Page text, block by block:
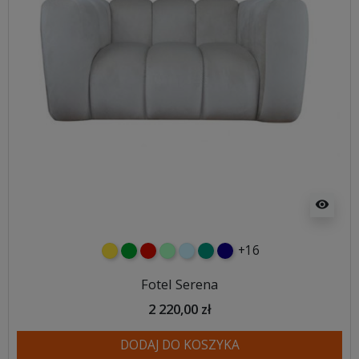
visibility
żółtyzielonyczerwony
miętowybłękitnyturkusowy
granatowy
+16
Fotel Serena
2 220,00 zł
DODAJ DO KOSZYKA